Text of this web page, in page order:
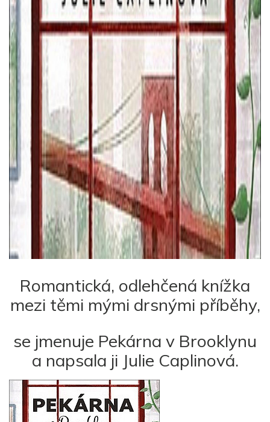
Romantická, odlehčená knížka
mezi těmi mými drsnými příběhy,
se jmenuje Pekárna v Brooklynu
a napsala ji Julie Caplinová.